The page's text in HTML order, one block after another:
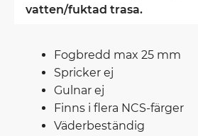
vatten/fuktad trasa.
Fogbredd max 25 mm
Spricker ej
Gulnar ej
Finns i flera NCS-färger
Väderbeständig